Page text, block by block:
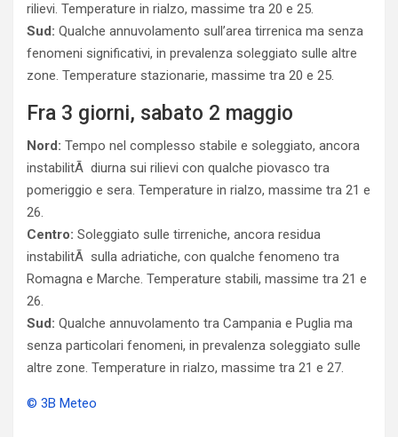
rilievi. Temperature in rialzo, massime tra 20 e 25.
Sud: Qualche annuvolamento sull’area tirrenica ma senza
fenomeni significativi, in prevalenza soleggiato sulle altre
zone. Temperature stazionarie, massime tra 20 e 25.
Fra 3 giorni, sabato 2 maggio
Nord: Tempo nel complesso stabile e soleggiato, ancora
instabilitÃ diurna sui rilievi con qualche piovasco tra
pomeriggio e sera. Temperature in rialzo, massime tra 21 e
26.
Centro: Soleggiato sulle tirreniche, ancora residua
instabilitÃ sulla adriatiche, con qualche fenomeno tra
Romagna e Marche. Temperature stabili, massime tra 21 e
26.
Sud: Qualche annuvolamento tra Campania e Puglia ma
senza particolari fenomeni, in prevalenza soleggiato sulle
altre zone. Temperature in rialzo, massime tra 21 e 27.
© 3B Meteo